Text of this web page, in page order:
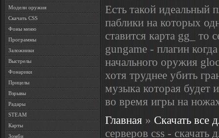
Модели оружия
Скачать CSS
Фоны меню
Программы
Заложники
Выстрелы
Фонарики
Прицелы
Взрывы
Радары
STEAM
Карты
Зомби
Есть такой идеальный
паблики на которых
ставится карта gg_ то
gungame - плагин
начального оружия
хотя труднее убить
музыка которая будет
во время игры на
Главная » Скачать все
серверов css - скачать